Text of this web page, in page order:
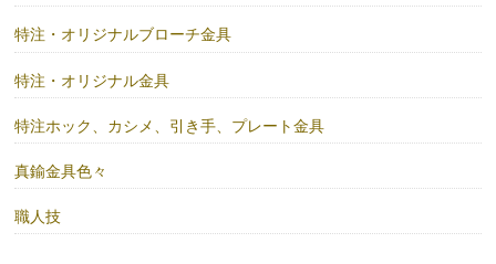
特注・オリジナルブローチ金具
特注・オリジナル金具
特注ホック、カシメ、引き手、プレート金具
真鍮金具色々
職人技